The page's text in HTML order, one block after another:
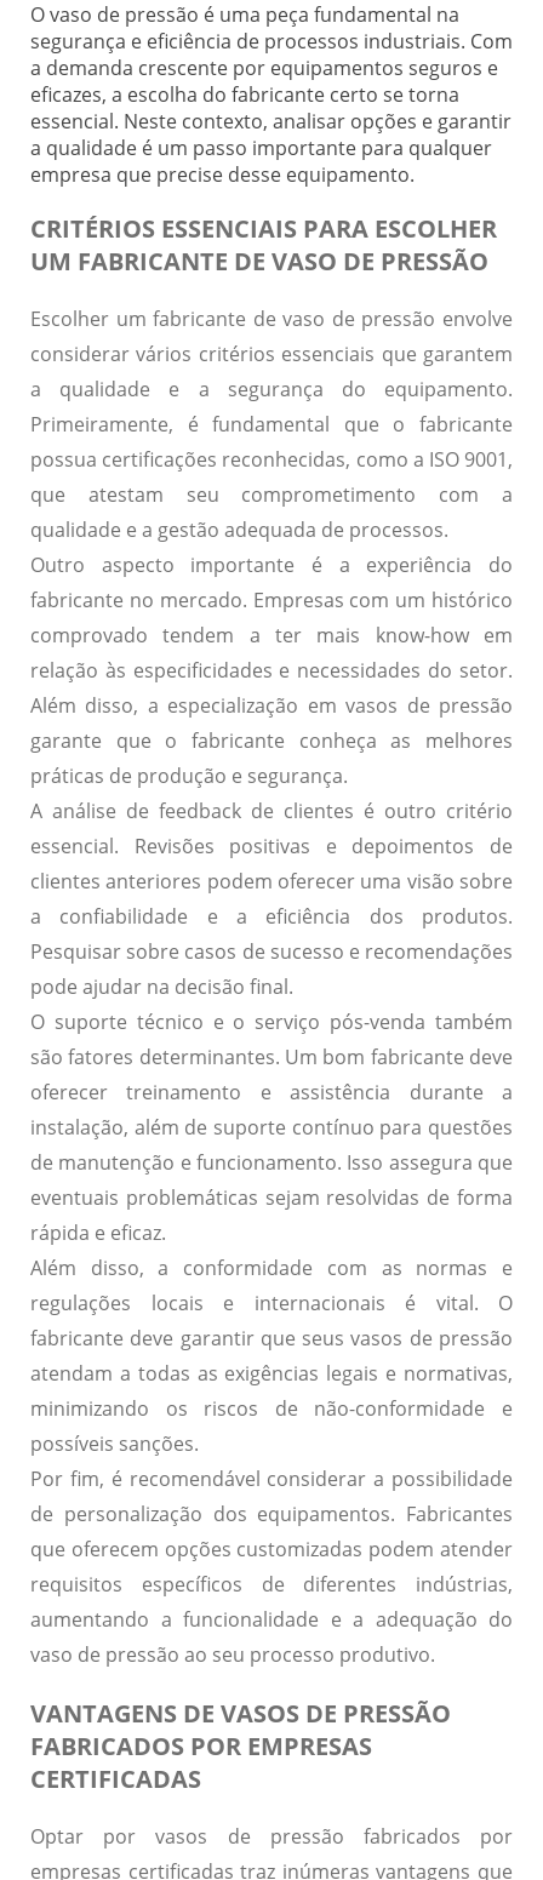
O vaso de pressão é uma peça fundamental na
segurança e eficiência de processos industriais. Com
a demanda crescente por equipamentos seguros e
eficazes, a escolha do fabricante certo se torna
essencial. Neste contexto, analisar opções e garantir
a qualidade é um passo importante para qualquer
empresa que precise desse equipamento.
CRITÉRIOS ESSENCIAIS PARA ESCOLHER
UM FABRICANTE DE VASO DE PRESSÃO
Escolher um fabricante de vaso de pressão envolve
considerar vários critérios essenciais que garantem
a qualidade e a segurança do equipamento.
Primeiramente, é fundamental que o fabricante
possua certificações reconhecidas, como a ISO 9001,
que atestam seu comprometimento com a
qualidade e a gestão adequada de processos.
Outro aspecto importante é a experiência do
fabricante no mercado. Empresas com um histórico
comprovado tendem a ter mais know-how em
relação às especificidades e necessidades do setor.
Além disso, a especialização em vasos de pressão
garante que o fabricante conheça as melhores
práticas de produção e segurança.
A análise de feedback de clientes é outro critério
essencial. Revisões positivas e depoimentos de
clientes anteriores podem oferecer uma visão sobre
a confiabilidade e a eficiência dos produtos.
Pesquisar sobre casos de sucesso e recomendações
pode ajudar na decisão final.
O suporte técnico e o serviço pós-venda também
são fatores determinantes. Um bom fabricante deve
oferecer treinamento e assistência durante a
instalação, além de suporte contínuo para questões
de manutenção e funcionamento. Isso assegura que
eventuais problemáticas sejam resolvidas de forma
rápida e eficaz.
Além disso, a conformidade com as normas e
regulações locais e internacionais é vital. O
fabricante deve garantir que seus vasos de pressão
atendam a todas as exigências legais e normativas,
minimizando os riscos de não-conformidade e
possíveis sanções.
Por fim, é recomendável considerar a possibilidade
de personalização dos equipamentos. Fabricantes
que oferecem opções customizadas podem atender
requisitos específicos de diferentes indústrias,
aumentando a funcionalidade e a adequação do
vaso de pressão ao seu processo produtivo.
VANTAGENS DE VASOS DE PRESSÃO
FABRICADOS POR EMPRESAS
CERTIFICADAS
Optar por vasos de pressão fabricados por
empresas certificadas traz inúmeras vantagens que